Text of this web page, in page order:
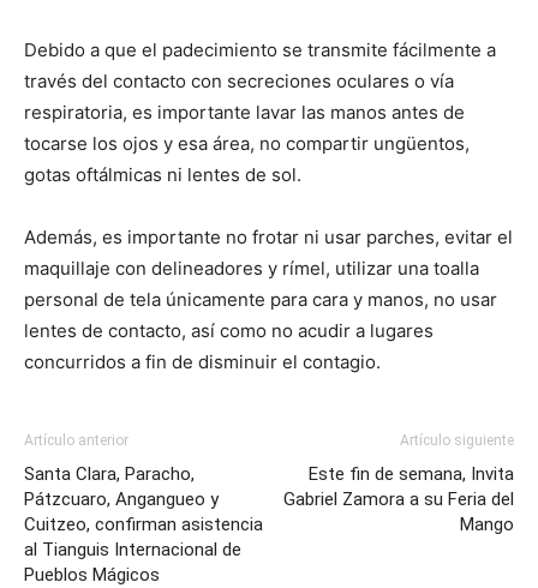
Debido a que el padecimiento se transmite fácilmente a
través del contacto con secreciones oculares o vía
respiratoria, es importante lavar las manos antes de
tocarse los ojos y esa área, no compartir ungüentos,
gotas oftálmicas ni lentes de sol.
Además, es importante no frotar ni usar parches, evitar el
maquillaje con delineadores y rímel, utilizar una toalla
personal de tela únicamente para cara y manos, no usar
lentes de contacto, así como no acudir a lugares
concurridos a fin de disminuir el contagio.
Artículo anterior
Santa Clara, Paracho,
Pátzcuaro, Angangueo y
Cuitzeo, confirman asistencia
al Tianguis Internacional de
Pueblos Mágicos
Artículo siguiente
Este fin de semana, Invita
Gabriel Zamora a su Feria del
Mango